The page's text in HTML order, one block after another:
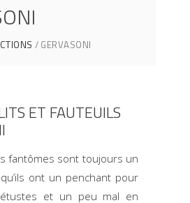
GERVASONI
ET FAUTEUILS
fantômes sont toujours un
ont un penchant pour
et un peu mal en